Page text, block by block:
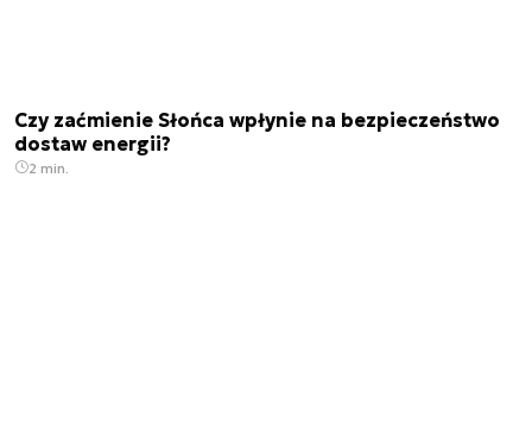
Czy zaćmienie Słońca wpłynie na bezpieczeństwo
dostaw energii?
2 min.